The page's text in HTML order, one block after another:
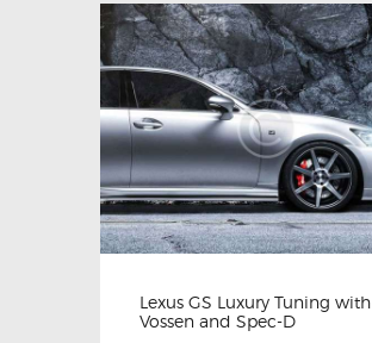
Lexus GS Luxury Tuning with
Vossen and Spec-D